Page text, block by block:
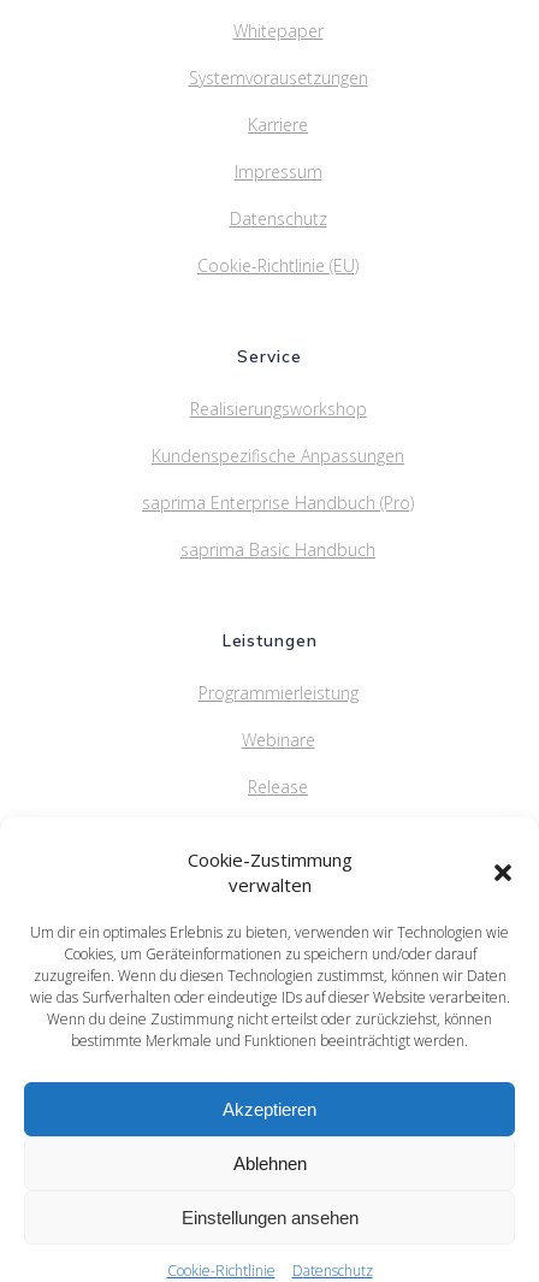
Cookie-Zustimmung
verwalten
Um dir ein optimales Erlebnis zu bieten, verwenden wir Technologien wie
Cookies, um Geräteinformationen zu speichern und/oder darauf
zuzugreifen. Wenn du diesen Technologien zustimmst, können wir Daten
wie das Surfverhalten oder eindeutige IDs auf dieser Website verarbeiten.
Wenn du deine Zustimmung nicht erteilst oder zurückziehst, können
bestimmte Merkmale und Funktionen beeinträchtigt werden.
Akzeptieren
Ablehnen
Einstellungen ansehen
Cookie-Richtlinie Datenschutz
Whitepaper
Systemvorausetzungen
Karriere
Impressum
Datenschutz
Cookie-Richtlinie (EU)
Service
Realisierungsworkshop
Kundenspezifische Anpassungen
saprima Enterprise Handbuch (Pro)
saprima Basic Handbuch
Leistungen
Programmierleistung
Webinare
Release
saprima GmbH
Salvatorstr. 5
84051 Essenbach
Tel: +49 871 / 20216622
© 2026 saprima® - Compose your Success